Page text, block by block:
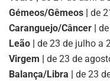
Gémeos/Gêmeos | de
Caranguejo/Câncer |
Leão | de 23 de julho a
Virgem | de 23 de
Balança/Libra | de 23